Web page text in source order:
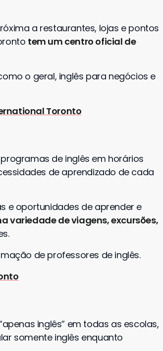
a restaurantes, lojas e pontos
tem um centro oficial de
o geral, inglês para negócios e
Toronto
de inglês em horários
de aprendizado de cada
e oportunidades de aprender e
variedade de viagens, excursões,
de professores de inglês.
inglês” em todas as escolas,
somente inglês enquanto